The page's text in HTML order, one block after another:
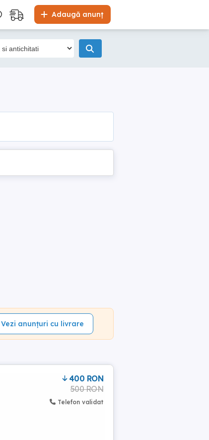
Adaugă anunț
Vezi anunțuri cu livrare
400 RON
500 RON
Telefon validat